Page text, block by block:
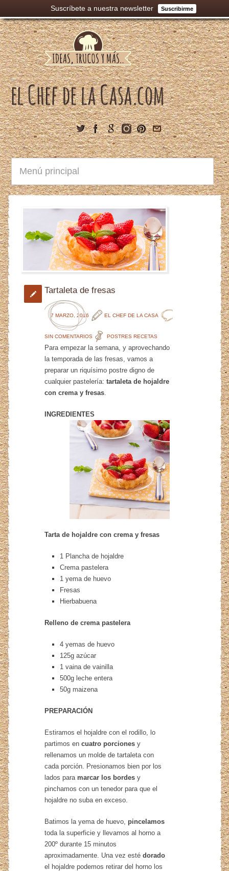
Suscríbete a nuestra newsletter Suscribirme
Tartaleta de fresas
7 MARZO, 2016 EL CHEF DE LA CASA
SIN COMENTARIOS POSTRES RECETAS
Para empezar la semana, y aprovechando
la temporada de las fresas, vamos a
preparar un riquísimo postre digno de
cualquier pastelería:tartaleta de hojaldre
con crema y fresas
INGREDIENTES
Tarta de hojaldre con crema y fresas
1 Plancha de hojaldre
Crema pastelera
1 yema de huevo
Fresas
Hierbabuena
Relleno de crema pastelera
4 yemas de huevo
125g azúcar
1 vaina de vainilla
500g leche entera
50g maizena
PREPARACIÓN
Estiramos el hojaldre con el rodillo, lo
partimos encuatro porciones y
rellenamos un molde de tartaleta con
cada porción. Presionamos bien por los
lados para marcar los bordes y
pinchamos con un tenedor para que el
hojaldre no suba en exceso.
Batimos la yema de huevo, pincelamos
toda la superficie y llevamos al horno a
200º durante 15 minutos
aproximadamente. Una vez estédorado
el hojaldre podemos retirar del horno los